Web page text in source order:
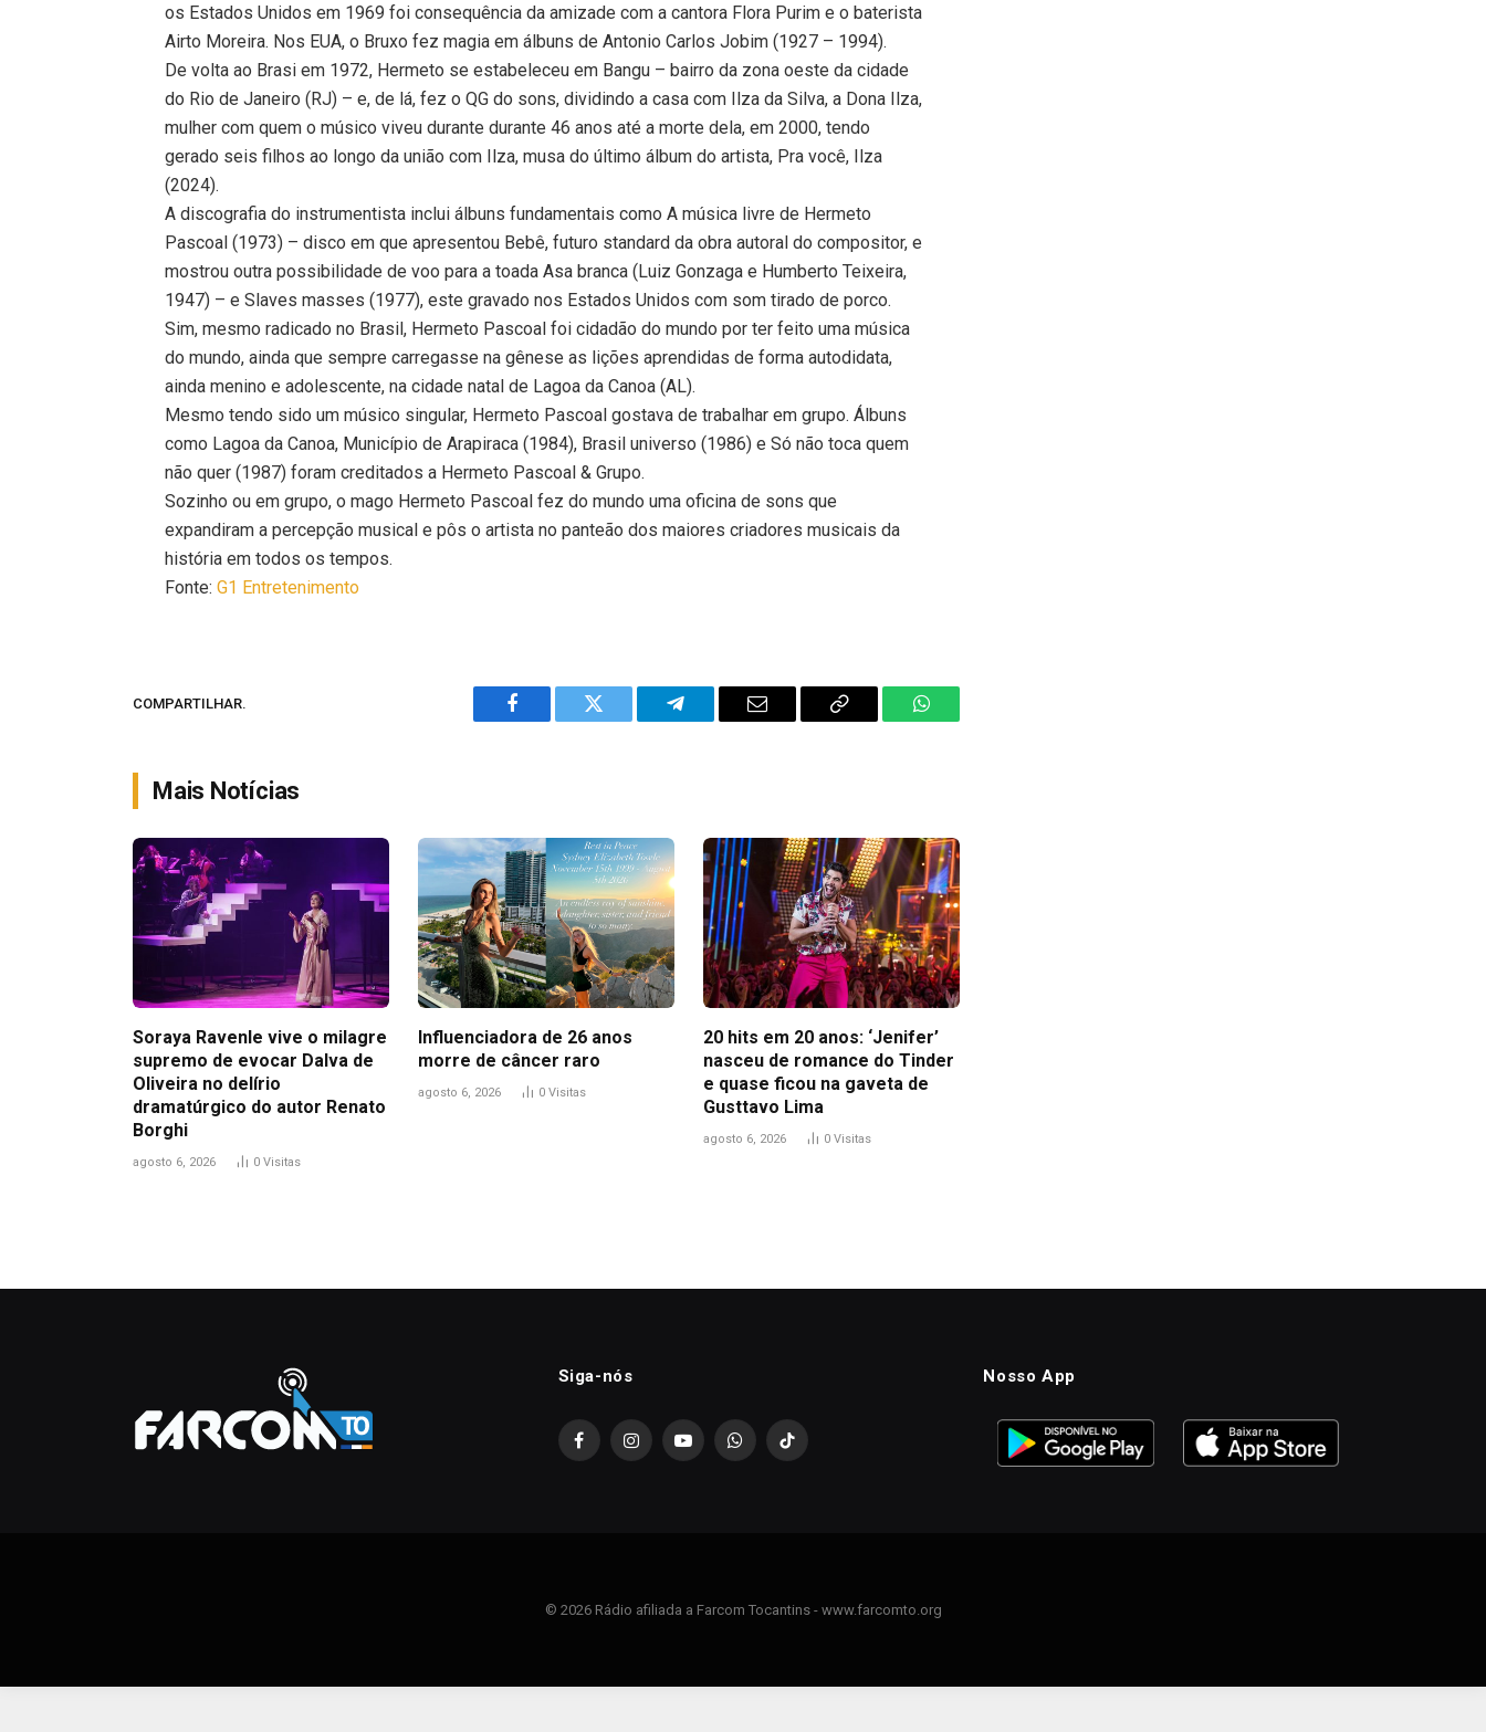
os Estados Unidos em 1969 foi consequência da amizade com a cantora Flora Purim e o baterista
Airto Moreira. Nos EUA, o Bruxo fez magia em álbuns de Antonio Carlos Jobim (1927 – 1994).
De volta ao Brasi em 1972, Hermeto se estabeleceu em Bangu – bairro da zona oeste da cidade
do Rio de Janeiro (RJ) – e, de lá, fez o QG do sons, dividindo a casa com Ilza da Silva, a Dona Ilza,
mulher com quem o músico viveu durante durante 46 anos até a morte dela, em 2000, tendo
gerado seis filhos ao longo da união com Ilza, musa do último álbum do artista, Pra você, Ilza
(2024).
A discografia do instrumentista inclui álbuns fundamentais como A música livre de Hermeto
Pascoal (1973) – disco em que apresentou Bebê, futuro standard da obra autoral do compositor, e
mostrou outra possibilidade de voo para a toada Asa branca (Luiz Gonzaga e Humberto Teixeira,
1947) – e Slaves masses (1977), este gravado nos Estados Unidos com som tirado de porco.
Sim, mesmo radicado no Brasil, Hermeto Pascoal foi cidadão do mundo por ter feito uma música
do mundo, ainda que sempre carregasse na gênese as lições aprendidas de forma autodidata,
ainda menino e adolescente, na cidade natal de Lagoa da Canoa (AL).
Mesmo tendo sido um músico singular, Hermeto Pascoal gostava de trabalhar em grupo. Álbuns
como Lagoa da Canoa, Município de Arapiraca (1984), Brasil universo (1986) e Só não toca quem
não quer (1987) foram creditados a Hermeto Pascoal & Grupo.
Sozinho ou em grupo, o mago Hermeto Pascoal fez do mundo uma oficina de sons que
expandiram a percepção musical e pôs o artista no panteão dos maiores criadores musicais da
história em todos os tempos.
Fonte:G1 Entretenimento
COMPARTILHAR.
Facebook Twitter Telegram Email
Copy
WhatsApp
Mais Notícias
Soraya Ravenle vive o milagre
supremo de evocar Dalva de
Oliveira no delírio
dramatúrgico do autor Renato
Borghi
agosto 6, 2026 0 Visitas
Influenciadora de 26 anos
morre de câncer raro
agosto 6, 2026 0 Visitas
20 hits em 20 anos: ‘Jenifer’
nasceu de romance do Tinder
e quase ficou na gaveta de
Gusttavo Lima
agosto 6, 2026 0 Visitas
Siga-nós
FacebookInstagramYouTubeWhatsAppTikTok
Nosso App
© 2026 Rádio afiliada a Farcom Tocantins - www.farcomto.org